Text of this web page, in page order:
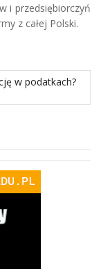
i przedsiębiorczyń
z całej Polski.
gotowi na rewolucję
w podatkach?